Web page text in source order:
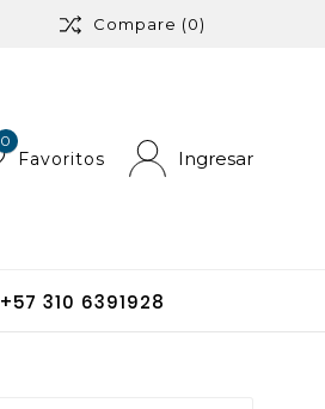
Compare (0)
0
Favoritos Ingresar
+57 310 6391928